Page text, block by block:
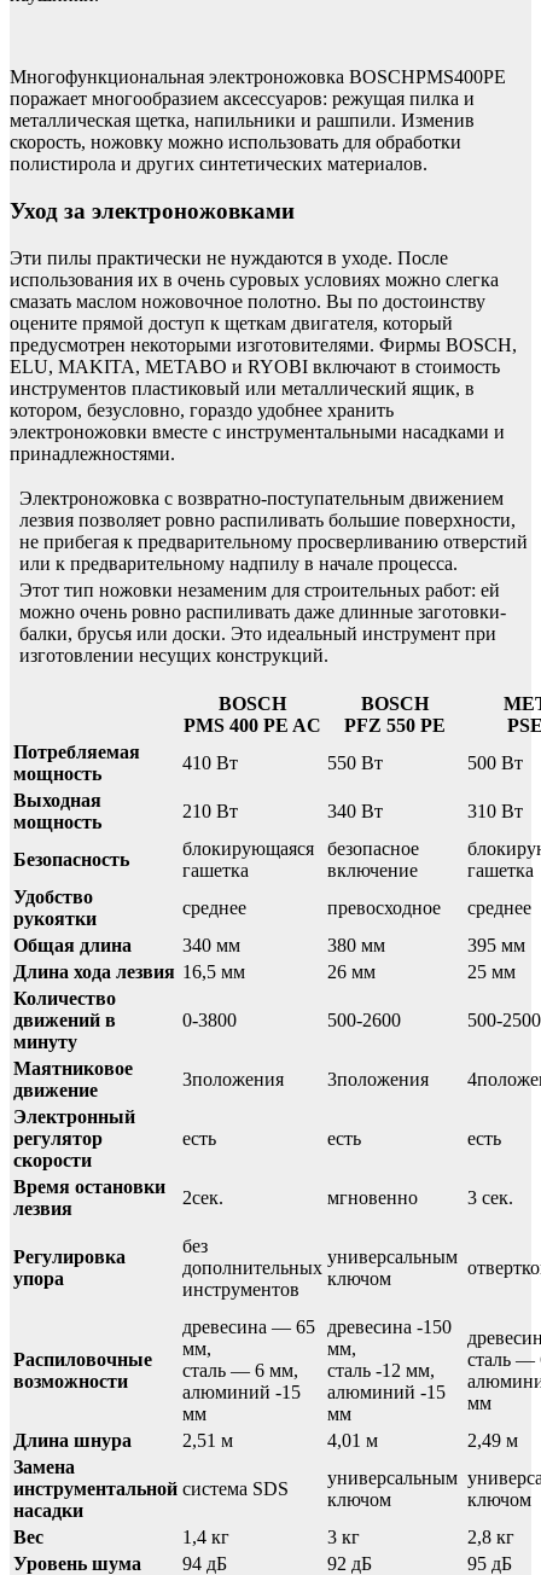
Многофункциональная электроножовка BOSCHPMS400PE
поражает многообразием аксессуаров: режущая пилка и
металлическая щетка, напильники и рашпили. Изменив
скорость, ножовку можно использовать для обработки
полистирола и других синтетических материалов.
Уход за электроножовками
Эти пилы практически не нуждаются в уходе. После
использования их в очень суровых условиях можно слегка
смазать маслом ножовочное полотно. Вы по достоинству
оцените прямой доступ к щеткам двигателя, который
предусмотрен некоторыми изготовителями. Фирмы BOSCH,
ELU, MAKITA, METABO и RYOBI включают в стоимость
инструментов пластиковый или металлический ящик, в
котором, безусловно, гораздо удобнее хранить
электроножовки вместе с инструментальными насадками и
принадлежностями.
Электроножовка с возвратно-поступательным движением
лезвия позволяет ровно распиливать большие поверхности,
не прибегая к предварительному просверливанию отверстий
или к предварительному надпилу в начале процесса.
Этот тип ножовки незаменим для строительных работ: ей
можно очень ровно распиливать даже длинные заготовки-
балки, брусья или доски. Это идеальный инструмент при
изготовлении несущих конструкций.
BOSCH
PMS 400 PE AC
BOSCH
PFZ 550 PE
Потребляемая
мощность
410 Вт 550 Вт
500 Вт
Выходная
мощность
210 Вт 340 Вт 310 Вт
Безопасность
блокирующаяся
гашетка
безопасное
включение
гашетка
Удобство
рукоятки
среднее превосходное
среднее
Общая длина
340 мм 380 мм
395 мм
Длина хода лезвия 16,5 мм 26 мм
25 мм
Количество
движений в
минуту
0-3800 500-2600 500-2500
Маятниковое
движение
3положения 3положения
Электронный
регулятор
скорости
есть есть есть
Время остановки
лезвия
2сек. мгновенно 3 сек.
Регулировка
упора
без
дополнительных
инструментов
универсальным
ключом
Распиловочные
возможности
древесина — 65
мм,
сталь — 6 мм,
алюминий -15
мм
древесина -150
мм,
сталь -12 мм,
алюминий -15
мм
сталь —
мм
Длина шнура
2,51 м 4,01 м
2,49 м
Замена
инструментальной
насадки
система SDS
универсальным
ключом
ключом
Вес
1,4 кг 3 кг
2,8 кг
Уровень шума
94 дБ 92 дБ 95 дБ